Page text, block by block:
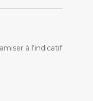
à l'indicatif